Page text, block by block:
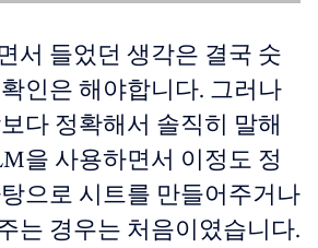
서 들었던 생각은 결국 숫
인은 해야합니다. 그러나
다 정확해서 솔직히 말해
을 사용하면서 이정도 정
으로 시트를 만들어주거나
는 경우는 처음이였습니다.